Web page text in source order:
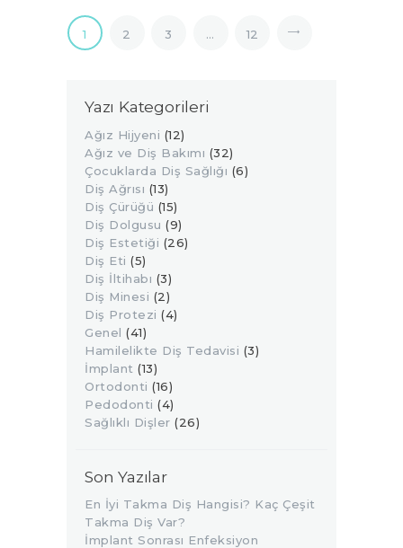
1 2 3 … 12
Yazı Kategorileri
Ağız Hijyeni (12)
Ağız ve Diş Bakımı (32)
Çocuklarda Diş Sağlığı (6)
Diş Ağrısı (13)
Diş Çürüğü (15)
Diş Dolgusu (9)
Diş Estetiği (26)
Diş Eti (5)
Diş İltihabı (3)
Diş Minesi (2)
Diş Protezi (4)
Genel (41)
Hamilelikte Diş Tedavisi (3)
İmplant (13)
Ortodonti (16)
Pedodonti (4)
Sağlıklı Dişler (26)
Son Yazılar
En İyi Takma Diş Hangisi? Kaç Çeşit
Takma Diş Var?
İmplant Sonrası Enfeksiyon